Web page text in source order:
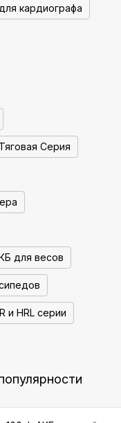
кардиографа
Серия
для весов
и HRL серии